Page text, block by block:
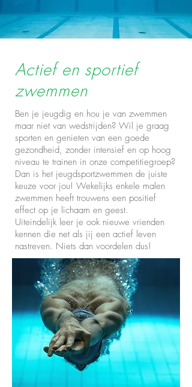
Actief en sportief
zwemmen
Ben je jeugdig en hou je van zwemmen
maar niet van wedstrijden? Wil je graag
sporten en genieten van een goede
gezondheid, zonder intensief en op hoog
niveau te trainen in onze competitiegroep?
Dan is het jeugdsportzwemmen de juiste
keuze voor jou! Wekelijks enkele malen
zwemmen heeft trouwens een positief
effect op je lichaam en geest.
Uiteindelijk leer je ook nieuwe vrienden
kennen die net als jij een actief leven
nastreven. Niets dan voordelen dus!